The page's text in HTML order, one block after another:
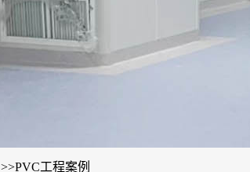
>>PVC工程案例